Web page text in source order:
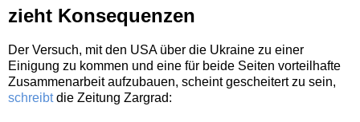
zieht Konsequenzen
Der Versuch, mit den USA über die Ukraine zu einer
Einigung zu kommen und eine für beide Seiten vorteilhafte
Zusammenarbeit aufzubauen, scheint gescheitert zu sein,
schreibtdie Zeitung Zargrad: